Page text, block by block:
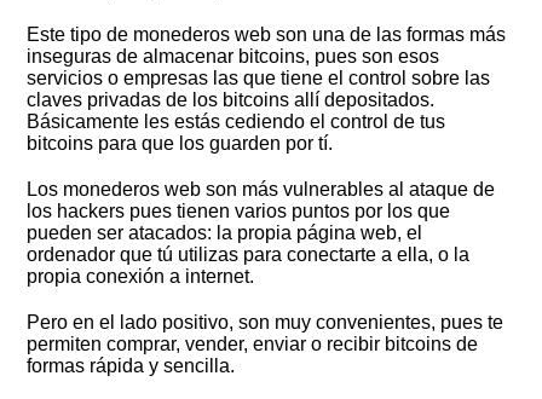
Este tipo de monederos web son una de las formas más
inseguras de almacenar bitcoins, pues son esos
servicios o empresas las que tiene el control sobre las
claves privadas de los bitcoins allí depositados.
Básicamente les estás cediendo el control de tus
bitcoins para que los guarden por tí.
Los monederos web son más vulnerables al ataque de
los hackers pues tienen varios puntos por los que
pueden ser atacados: la propia página web, el
ordenador que tú utilizas para conectarte a ella, o la
propia conexión a internet.
Pero en el lado positivo, son muy convenientes, pues te
permiten comprar, vender, enviar o recibir bitcoins de
formas rápida y sencilla.